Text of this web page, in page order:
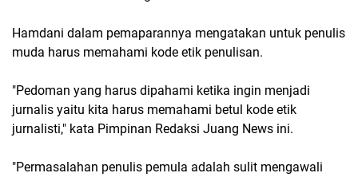
Hamdani dalam pemaparannya mengatakan untuk penulis
muda harus memahami kode etik penulisan.
"Pedoman yang harus dipahami ketika ingin menjadi
jurnalis yaitu kita harus memahami betul kode etik
jurnalisti," kata Pimpinan Redaksi Juang News ini.
"Permasalahan penulis pemula adalah sulit mengawali